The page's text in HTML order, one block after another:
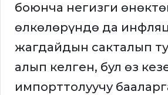
боюнча негизги
өлкөлөрүндө да
жагдайдын сакталып
алып келген, бул өз
импорттолуучу